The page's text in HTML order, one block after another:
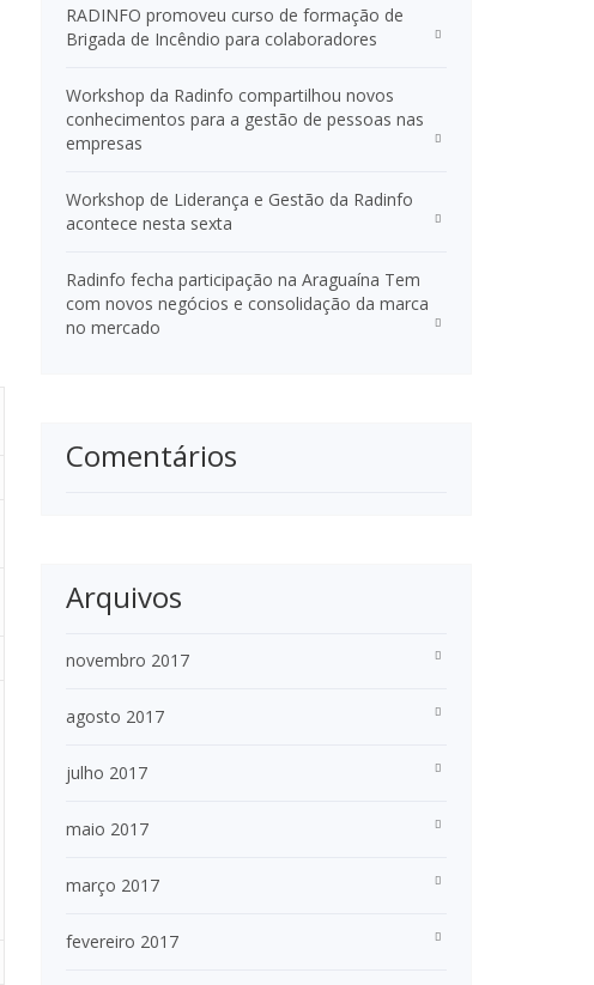
RADINFO promoveu curso de formação de
Brigada de Incêndio para colaboradores
Workshop da Radinfo compartilhou novos
conhecimentos para a gestão de pessoas nas
empresas
Workshop de Liderança e Gestão da Radinfo
acontece nesta sexta
Radinfo fecha participação na Araguaína Tem
com novos negócios e consolidação da marca
no mercado
Comentários
Arquivos
novembro 2017
agosto 2017
julho 2017
maio 2017
março 2017
fevereiro 2017